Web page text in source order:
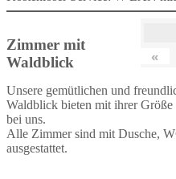
«
Zimmer mit
Waldblick
Unsere gemütlichen und
Waldblick bieten mit ihrer
bei uns.
Alle Zimmer sind mit Dusche,
ausgestattet.